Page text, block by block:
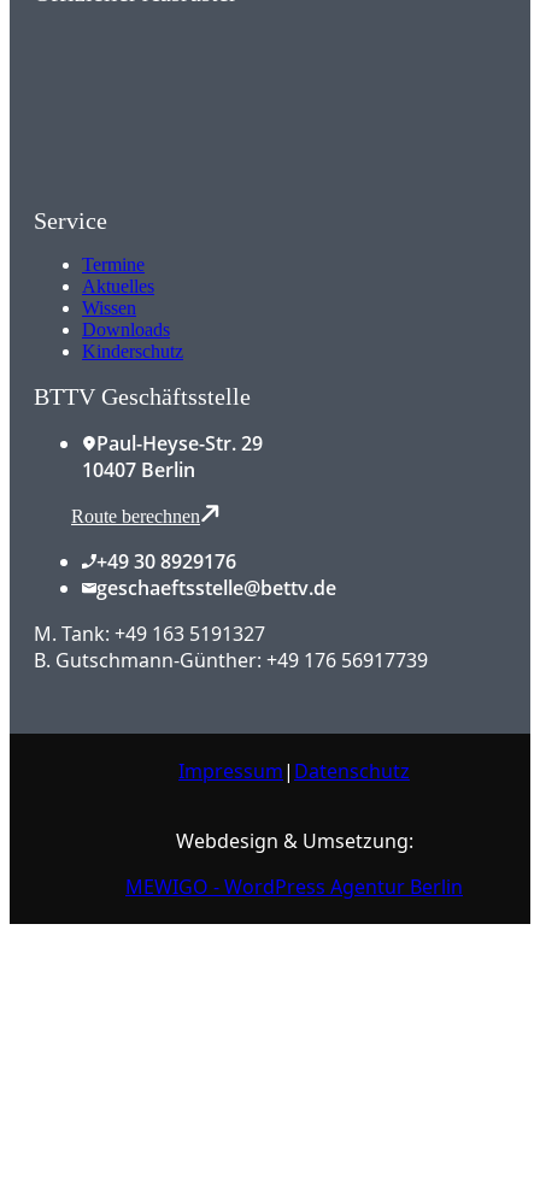
Service
Termine
Aktuelles
Wissen
Downloads
Kinderschutz
BTTV Geschäftsstelle
Paul-Heyse-Str. 29
10407 Berlin
Route berechnen
+49 30 8929176
geschaeftsstelle@bettv.de
M. Tank: +49 163 5191327
B. Gutschmann-Günther: +49 176 56917739
Impressum| Datenschutz
Webdesign & Umsetzung:
MEWIGO - WordPress Agentur Berlin